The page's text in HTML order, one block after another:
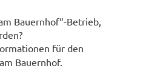
Bauernhof“-Betrieb,
für den
Bauernhof.